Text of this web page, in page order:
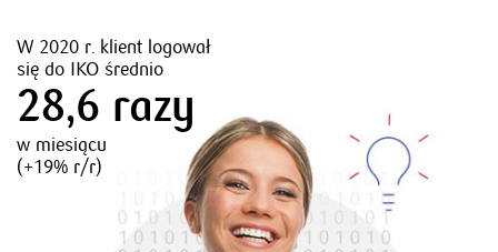
W 2020 r. klient logował
się do IKO średnio
28,6 razy
w miesiącu
(+19% r/r)
Średnia ocena
aplikacji IKO to
4,8/5 pkt
Liczba interakcji
w IKO wzrosła o
46%